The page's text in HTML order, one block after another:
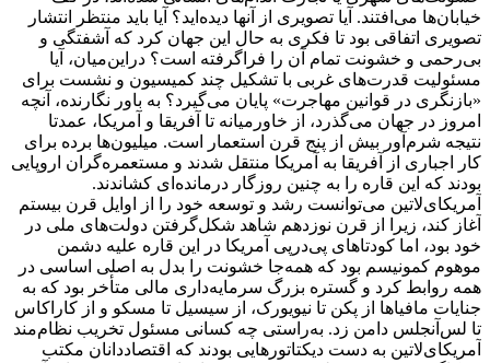
خیابان‌ها می‌افتند. آیا تصویری از آنها دیده‌اید؟ آیا باید منتظر انتشار
تصویری اتفاقی بود تا فکری به حال این جهان کرد که آشفتگی و
بی‌رحمی و خشونت تمام آن را فراگرفته است؟ در‌این‌میان، آیا
مسئولیت قدرت‌های غربی با تشکیل چند کمیسیون و نشست برای
«بازنگری در قوانین مهاجرت» پایان می‌گیرد؟ به باور نگارنده، آنچه
امروز در جهان می‌گذرد، از خاورمیانه تا آفریقا و آمریکا، عمدتا
نتیجه شرم‌آور بیش از پنج قرن استعمار است. میلیون‌ها برده برای
کار اجباری از آفریقا به آمریکا منتقل شدند و مستعمره‌گران اروپایی
بودند که این قاره را به چنین روزگار درمانده‌ای کشاندند.
آمریکای‌لاتین می‌توانست رشد و توسعه خود را از اوایل قرن بیستم
آغاز کند، زیرا از قرن نوزدهم شاهد شکل‌گرفتن دولت‌های ملی در
خود بود، اما کودتاهای پی‌درپی آمریکا در این قاره علیه دشمن
موهوم کمونیسم بود که همه‌جا خشونت را بدل به اصلی اساسی در
همه روابط کرد و گستره بزرگ سرمایه‌داری مالی متأخر بود که به
جنایات مافیاها از پکن تا نیویورک، از سیسیل تا مسکو و از کاراکاس
تا لس‌آنجلس دامن ‌زد. به‌راستی چه کسانی مسئول تخریب نظام‌مند
آمریکای‌لاتین به دست دیکتاتورهایی بودند که اقتصاددانان مکتب